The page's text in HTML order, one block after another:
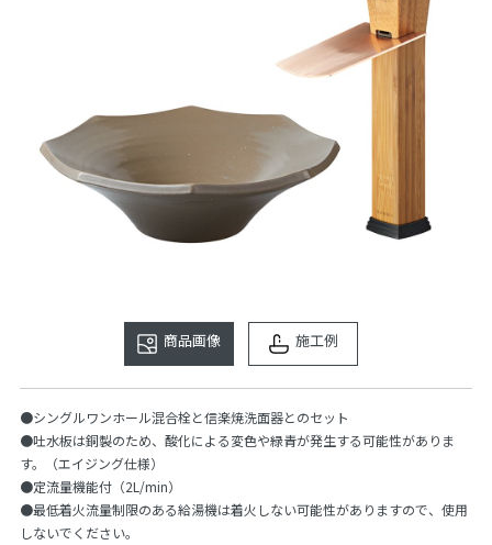
商品画像 施工例
●シングルワンホール混合栓と信楽焼洗面器とのセット
●吐水板は銅製のため、酸化による変色や緑青が発生する可能性がありま
す。（エイジング仕様）
●定流量機能付（2L/min）
●最低着火流量制限のある給湯機は着火しない可能性がありますので、使用
しないでください。